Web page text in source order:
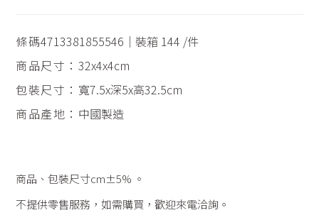
條碼4713381855546｜裝箱 144 /件
商品尺寸： 32x4x4cm
包裝尺寸： 寬7.5x深5x高32.5cm
商品產地： 中國製造
商品、包裝尺寸cm±5% 。
不提供零售服務，如需購買，歡迎來電洽詢。